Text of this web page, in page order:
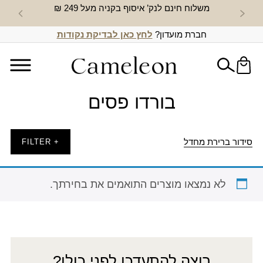
משלוח חינם לנק’ איסוף בקניה מעל 249 ₪ חדש
חברת מועדון? לחץ כאן לבדיקת נקודות
בורדו פסים
סידור ברירת מחדל + FILTER
לא נמצאו מוצרים התואמים את בחירתך.